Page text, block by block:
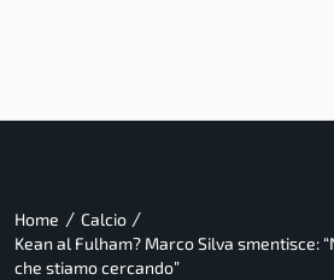
Home / Calcio /
Kean al Fulham? Marco Silva smentisce:
che stiamo cercando”